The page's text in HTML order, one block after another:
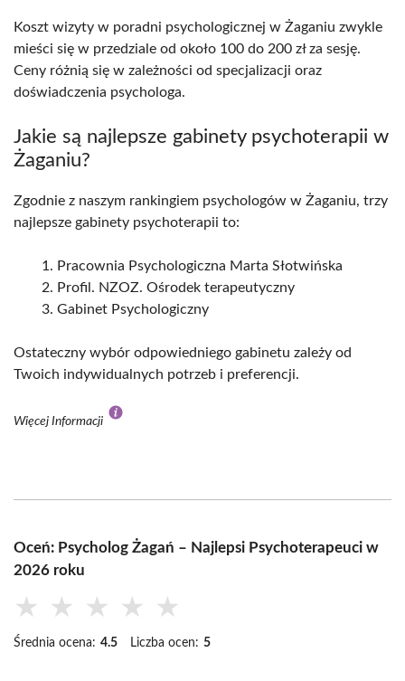
Koszt wizyty w poradni psychologicznej w Żaganiu zwykle
mieści się w przedziale od około 100 do 200 zł za sesję.
Ceny różnią się w zależności od specjalizacji oraz
doświadczenia psychologa.
Jakie są najlepsze gabinety psychoterapii w
Żaganiu?
Zgodnie z naszym rankingiem psychologów w Żaganiu, trzy
najlepsze gabinety psychoterapii to:
Pracownia Psychologiczna Marta Słotwińska
Profil. NZOZ. Ośrodek terapeutyczny
Gabinet Psychologiczny
Ostateczny wybór odpowiedniego gabinetu zależy od
Twoich indywidualnych potrzeb i preferencji.
Więcej Informacji
Oceń: Psycholog Żagań – Najlepsi Psychoterapeuci w
2026 roku
★ ★ ★ ★ ★
Średnia ocena: 4.5 Liczba ocen: 5